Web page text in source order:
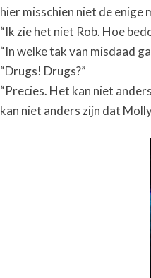
hier misschien niet de enige
“Ik zie het niet Rob. Hoe
“In welke tak van misdaad
“Drugs! Drugs?”
“Precies. Het kan niet
kan niet anders zijn dat